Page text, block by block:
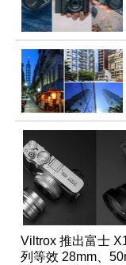
Viltrox 推出富士
列等效 28mm、